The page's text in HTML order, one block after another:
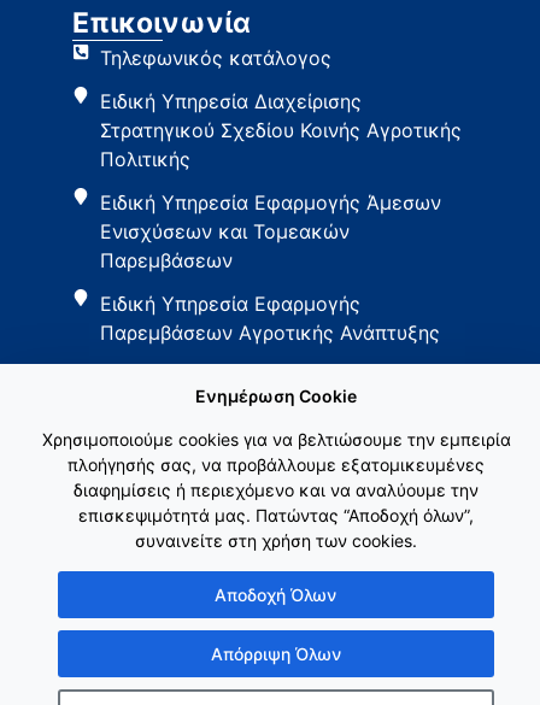
Επικοινωνία
Τηλεφωνικός κατάλογος
Ειδική Υπηρεσία Διαχείρισης
Στρατηγικού Σχεδίου Κοινής Αγροτικής
Πολιτικής
Ειδική Υπηρεσία Εφαρμογής Άμεσων
Ενισχύσεων και Τομεακών
Παρεμβάσεων
Ειδική Υπηρεσία Εφαρμογής
Παρεμβάσεων Αγροτικής Ανάπτυξης
Εθνικό Δίκτυο ΚΑΠ
Copyright © Γενική Γραμματεία Ενωσιακών Πόρων & Υποδομών
Κατασκευή ιστοσελίδαςλimeframe
Ενημέρωση Cookie
Χρησιμοποιούμε cookies για να βελτιώσουμε την εμπειρία
πλοήγησής σας, να προβάλλουμε εξατομικευμένες
διαφημίσεις ή περιεχόμενο και να αναλύουμε την
επισκεψιμότητά μας. Πατώντας “Αποδοχή όλων”,
συναινείτε στη χρήση των cookies.
Αποδοχή Όλων
Απόρριψη Όλων